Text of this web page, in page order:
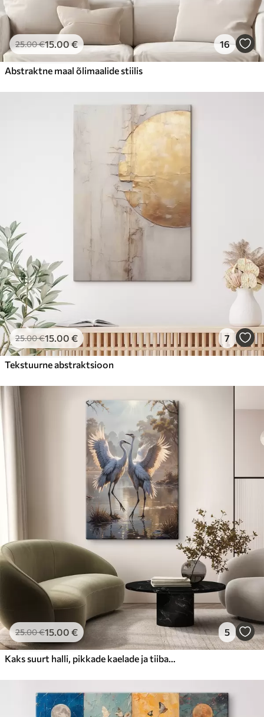
25.00€15.00€ 16
Abstraktne maal õlimaalide stiilis
25.00€15.00 € 7
Tekstuurne abstraktsioon
25.00€15.00 € 5
Kaks suurt halli, pikkade kaelade ja tiibadega kraanat, mis seisavad puudest ümbritsetud udujärves